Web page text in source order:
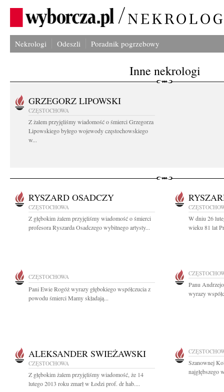
Nekrologi Odeszli Poradnik pogrzebowy
Inne nekrologi
GRZEGORZ LIPOWSKI
CZĘSTOCHOWA
Z żalem przyjęliśmy wiadomość o śmierci Grzegorza
Lipowskiego byłego wojewody częstochowskiego
w...
RYSZARD OSADCZY
CZĘSTOCHOWA
Z głębokim żalem przyjęliśmy wiadomość o śmierci
profesora Ryszarda Osadczego wybitnego artysty...
W dniu 26
wieku 81 lat
CZĘSTOCHOWA
Pani Ewie Rogóż wyrazy głębokiego współczucia z
powodu śmierci Mamy składają...
Panu
wyrazy
ALEKSANDER SWIEŻAWSKI
CZĘSTOCHOWA
Z głębokim żalem przyjęliśmy wiadomość, że 14
lutego 2013 roku zmarł w Łodzi prof. dr hab....
Szanownej
najgłębszego